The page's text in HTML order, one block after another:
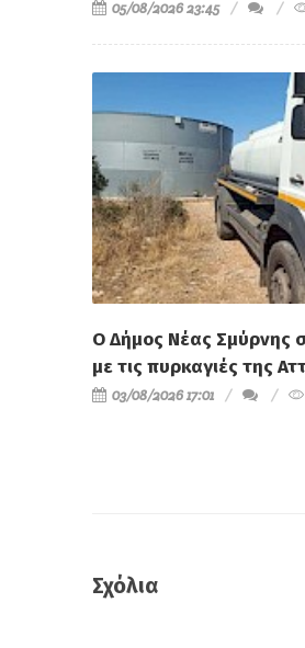
05/08/2026 23:45
Ο Δήμος Νέας Σμύρνης
με τις πυρκαγιές της
03/08/2026 17:01
Σχόλια